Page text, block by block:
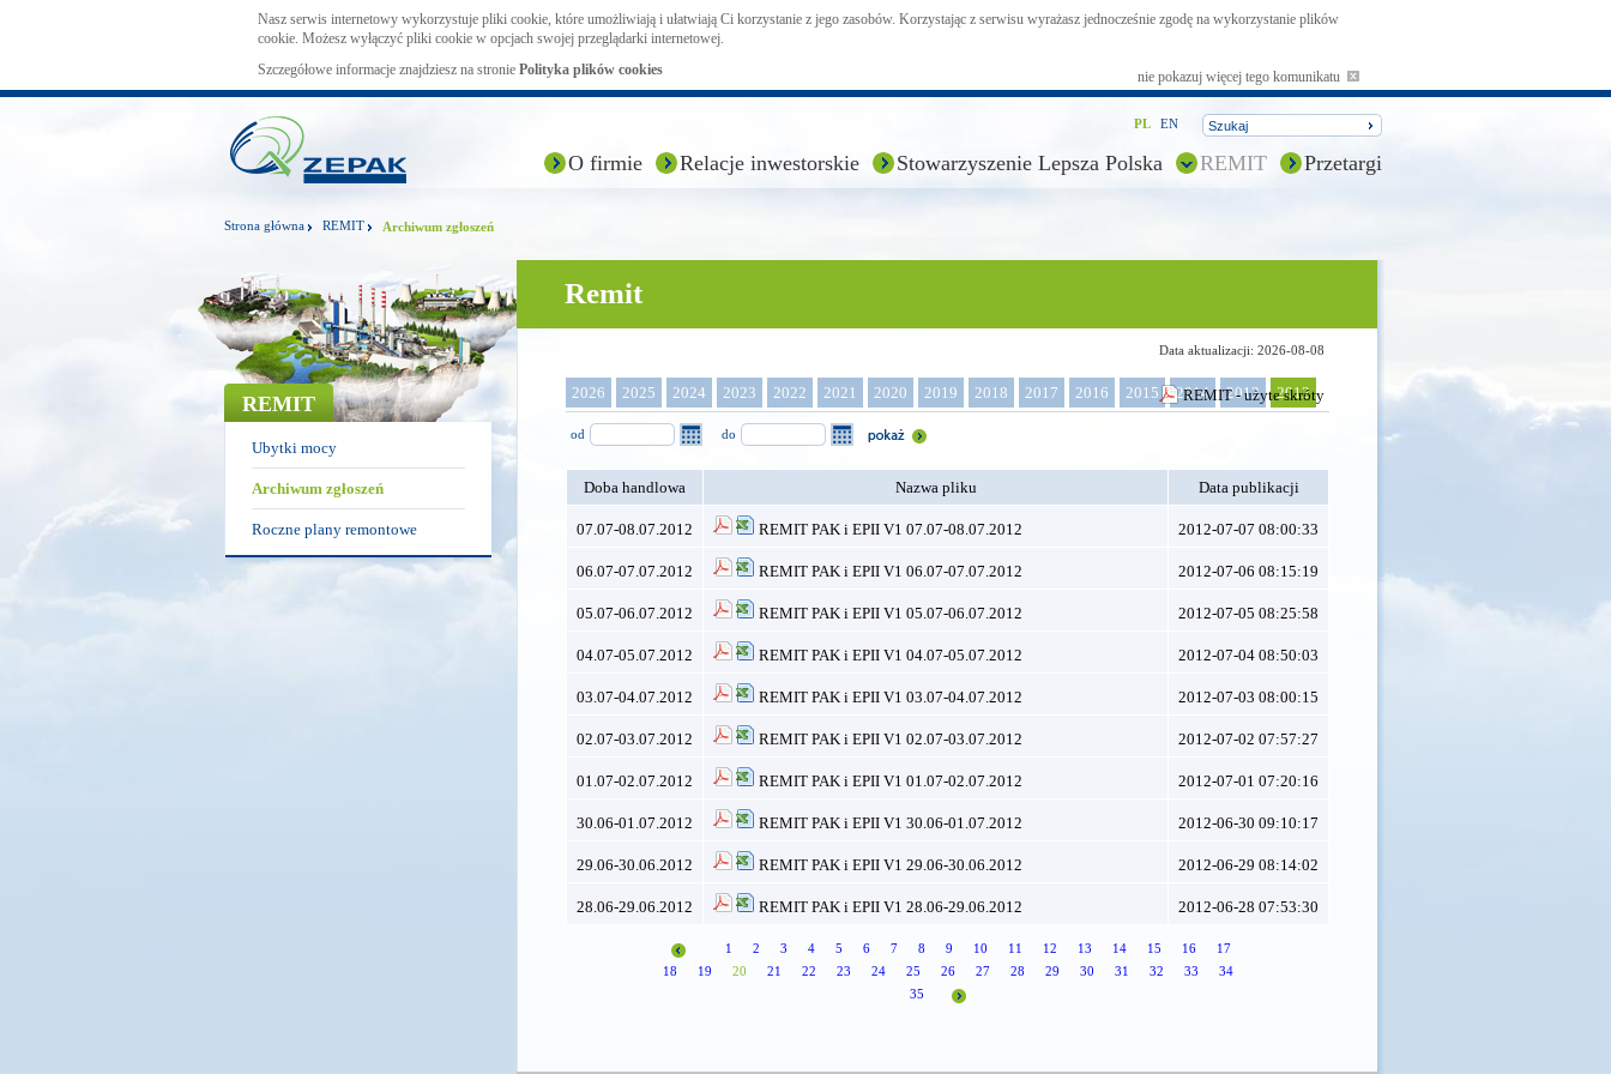
Nasz serwis internetowy wykorzystuje pliki cookie, które umożliwiają i ułatwiają Ci korzystanie z jego zasobów. Korzystając z serwisu wyrażasz jednocześnie zgodę na wykorzystanie plików
cookie. Możesz wyłączyć pliki cookie w opcjach swojej przeglądarki internetowej.
Szczegółowe informacje znajdziesz na stronie Polityka plików cookies nie pokazuj więcej tego komunikatu
PL EN
O firmie Relacje inwestorskie Stowarzyszenie Lepsza Polska REMIT Przetargi
Strona główna REMIT Archiwum zgłoszeń
REMIT
Ubytki mocy
Archiwum zgłoszeń
Roczne plany remontowe
Data aktualizacji: 2026-08-08
Remit
2026 2025 2024 2023 2022 2021 2020 2019 2018 2017 2016 2015 2014 2013 2012
od do
REMIT - użyte skróty
Doba handlowa Nazwa pliku Data publikacji
07.07-08.07.2012 REMIT PAK i EPII V1 07.07-08.07.2012 2012-07-07 08:00:33
06.07-07.07.2012 REMIT PAK i EPII V1 06.07-07.07.2012 2012-07-06 08:15:19
05.07-06.07.2012 REMIT PAK i EPII V1 05.07-06.07.2012 2012-07-05 08:25:58
04.07-05.07.2012 REMIT PAK i EPII V1 04.07-05.07.2012 2012-07-04 08:50:03
03.07-04.07.2012 REMIT PAK i EPII V1 03.07-04.07.2012 2012-07-03 08:00:15
02.07-03.07.2012 REMIT PAK i EPII V1 02.07-03.07.2012 2012-07-02 07:57:27
01.07-02.07.2012 REMIT PAK i EPII V1 01.07-02.07.2012 2012-07-01 07:20:16
30.06-01.07.2012 REMIT PAK i EPII V1 30.06-01.07.2012 2012-06-30 09:10:17
29.06-30.06.2012 REMIT PAK i EPII V1 29.06-30.06.2012 2012-06-29 08:14:02
28.06-29.06.2012 REMIT PAK i EPII V1 28.06-29.06.2012 2012-06-28 07:53:30
1 2 3 4 5 6 7 8 9 10 11 12 13 14 15 16
17
18
19 20 21 22 23 24 25 26 27 28 29 30 31 32 33
34
35